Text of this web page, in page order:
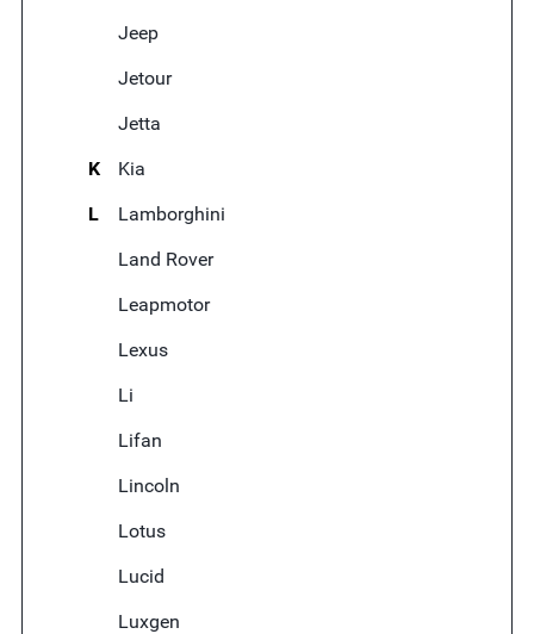
Jeep
Jetour
Jetta
K
Kia
L
Lamborghini
Land Rover
Leapmotor
Lexus
Li
Lifan
Lincoln
Lotus
Lucid
Luxgen